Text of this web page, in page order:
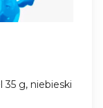
35 g, niebieski